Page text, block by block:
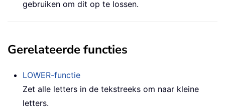
gebruiken om dit op te lossen.
Gerelateerde functies
LOWER-functie
Zet alle letters in de tekstreeks om naar kleine
letters.